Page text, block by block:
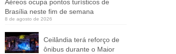
Aéreos ocupa pontos turísticos de
Brasília neste fim de semana
8 de agosto de 2026
Ceilândia terá reforço de
ônibus durante o Maior